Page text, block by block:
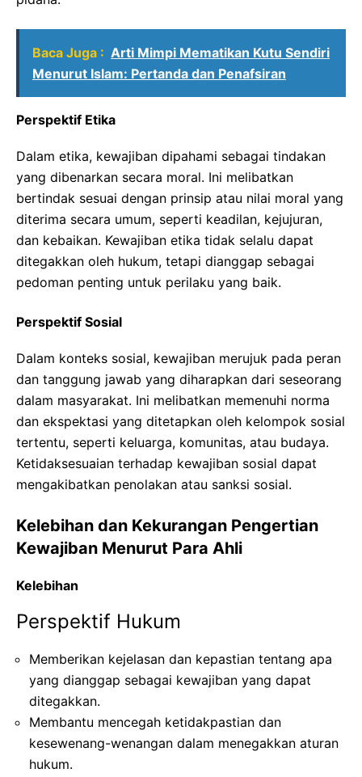
Baca Juga : Arti Mimpi Mematikan Kutu Sendiri
Menurut Islam: Pertanda dan Penafsiran
Perspektif Etika
Dalam etika, kewajiban dipahami sebagai tindakan
yang dibenarkan secara moral. Ini melibatkan
bertindak sesuai dengan prinsip atau nilai moral yang
diterima secara umum, seperti keadilan, kejujuran,
dan kebaikan. Kewajiban etika tidak selalu dapat
ditegakkan oleh hukum, tetapi dianggap sebagai
pedoman penting untuk perilaku yang baik.
Perspektif Sosial
Dalam konteks sosial, kewajiban merujuk pada peran
dan tanggung jawab yang diharapkan dari seseorang
dalam masyarakat. Ini melibatkan memenuhi norma
dan ekspektasi yang ditetapkan oleh kelompok sosial
tertentu, seperti keluarga, komunitas, atau budaya.
Ketidaksesuaian terhadap kewajiban sosial dapat
mengakibatkan penolakan atau sanksi sosial.
Kelebihan dan Kekurangan Pengertian
Kewajiban Menurut Para Ahli
Kelebihan
Perspektif Hukum
Memberikan kejelasan dan kepastian tentang apa
yang dianggap sebagai kewajiban yang dapat
ditegakkan.
Membantu mencegah ketidakpastian dan
kesewenang-wenangan dalam menegakkan aturan
hukum.